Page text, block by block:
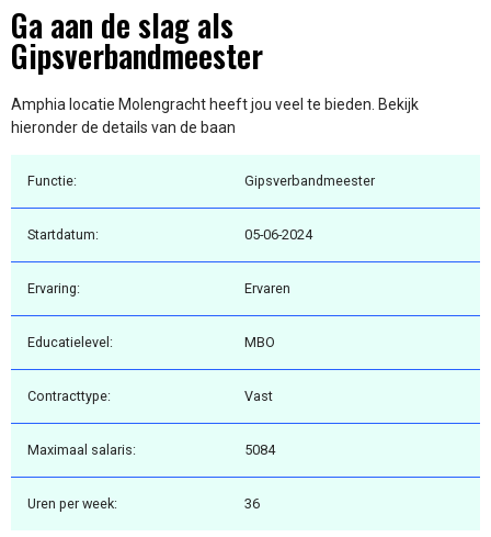
Ga aan de slag als
Gipsverbandmeester
Amphia locatie Molengracht heeft jou veel te bieden. Bekijk
hieronder de details van de baan
Functie: Gipsverbandmeester
Startdatum: 05-06-2024
Ervaring: Ervaren
Educatielevel: MBO
Contracttype: Vast
Maximaal salaris: 5084
Uren per week: 36